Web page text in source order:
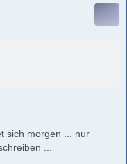
sich morgen ... nur
...